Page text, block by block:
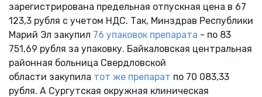
зарегистрирована предельная отпускная цена в 67
123,3 рубля с учетом НДС. Так, Минздрав Республики
Марий Эл закупил 76 упаковок препарата - по 83
751,69 рубля за упаковку. Байкаловская центральная
районная больница Свердловской
области закупила тот же препарат по 70 083,33
рубля. А Сургутская окружная клиническая